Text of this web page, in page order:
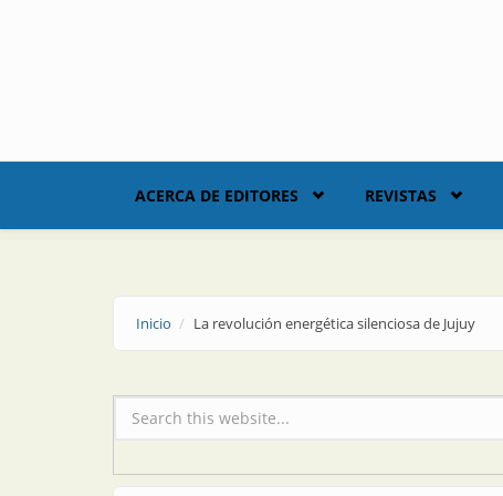
ACERCA DE EDITORES REVISTAS
Inicio La revolución energética silenciosa de Jujuy
Formulario de búsqueda